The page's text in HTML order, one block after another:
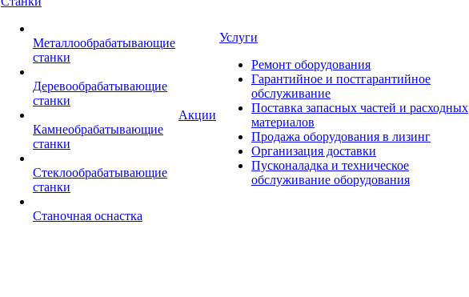
Металлообрабатывающие
станки
Деревообрабатывающие
станки
Камнеобрабатывающие
станки
Стеклообрабатывающие
станки
Станочная оснастка
Акции
Услуги
Ремонт оборудования
Гарантийное и постгарантийное
обслуживание
Поставка запасных частей и расходных
материалов
Продажа оборудования в лизинг
Организация доставки
Пусконаладка и техническое
обслуживание оборудования